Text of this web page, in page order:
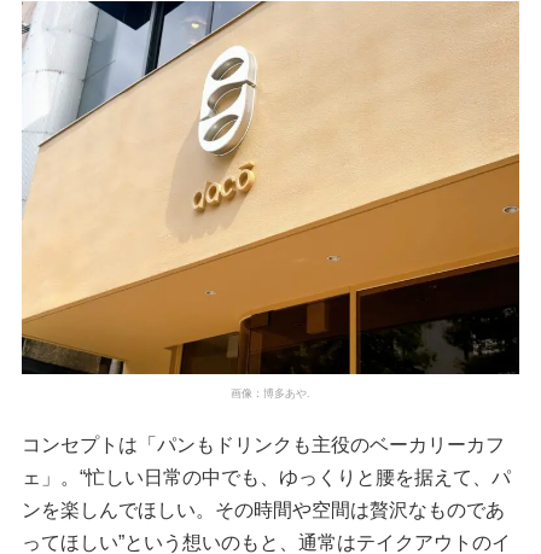
画像：博多あや.
コンセプトは「パンもドリンクも主役のベーカリーカフ
ェ」。“忙しい日常の中でも、ゆっくりと腰を据えて、パ
ンを楽しんでほしい。その時間や空間は贅沢なものであ
ってほしい”という想いのもと、通常はテイクアウトのイ